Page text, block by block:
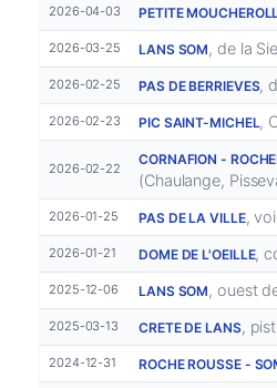
2026-04-03 PETITE
2026-03-25 LANS SOM , de la
2026-02-25 PAS DE BERRIEVES,
2026-02-23 PIC SAINT-MICHEL,
2026-02-22
CORNAFION -
(Chaulange,
2026-01-25 PAS DE LA VILLE,
2026-01-21 DOME DE L'OEILLE,
2025-12-06 LANS SOM , ouest
2025-03-13 CRETE DE LANS,
2024-12-31 ROCHE ROUSSE -